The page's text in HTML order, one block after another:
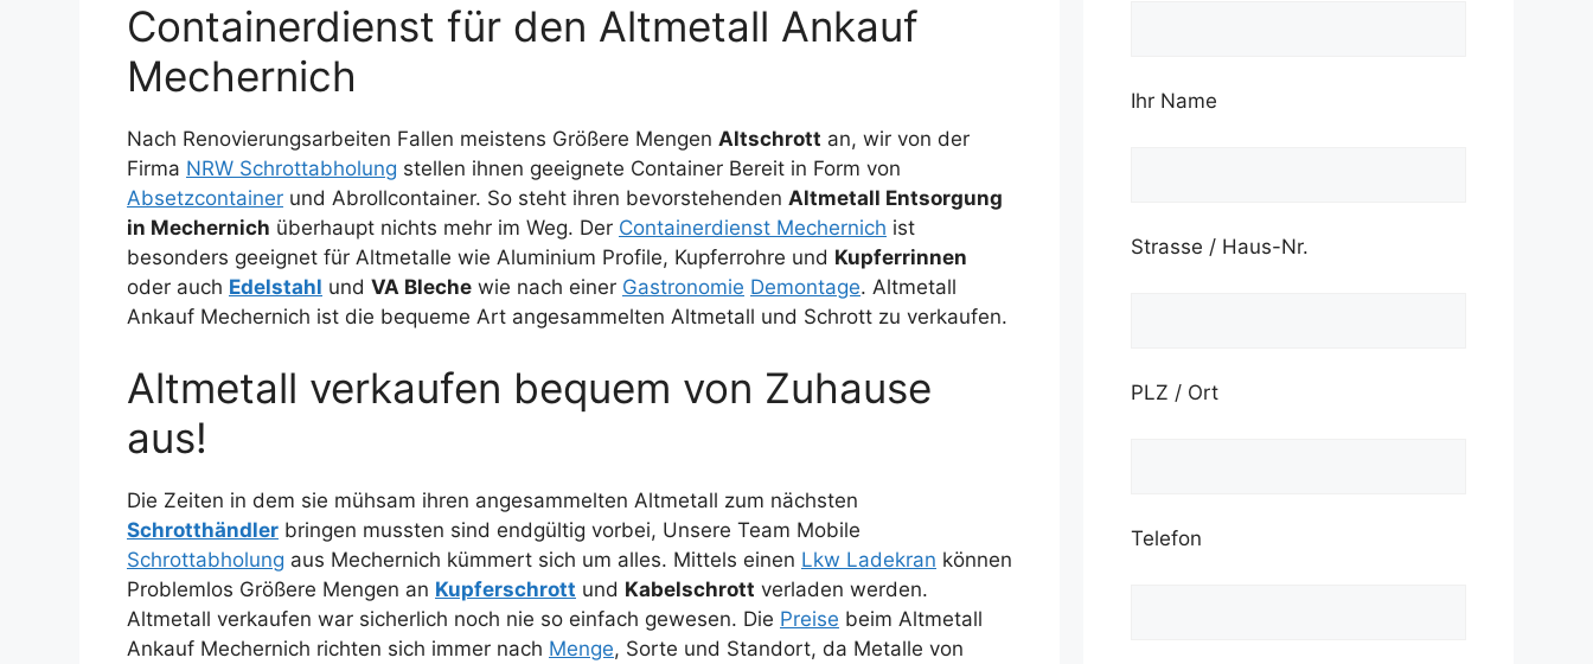
Containerdienst für den Altmetall Ankauf
Mechernich
Nach Renovierungsarbeiten Fallen meistens Größere Mengen Altschrott an, wir von der
Firma NRW Schrottabholung stellen ihnen geeignete Container Bereit in Form von
Absetzcontainer und Abrollcontainer. So steht ihren bevorstehenden Altmetall Entsorgung
in Mechernich überhaupt nichts mehr im Weg. Der Containerdienst Mechernich ist
besonders geeignet für Altmetalle wie Aluminium Profile, Kupferrohre und Kupferrinnen
oder auch Edelstahl und VA Bleche wie nach einer Gastronomie Demontage. Altmetall
Ankauf Mechernich ist die bequeme Art angesammelten Altmetall und Schrott zu verkaufen.
Altmetall verkaufen bequem von Zuhause
aus!
Die Zeiten in dem sie mühsam ihren angesammelten Altmetall zum nächsten
Schrotthändler bringen mussten sind endgültig vorbei, Unsere Team Mobile
Schrottabholung aus Mechernich kümmert sich um alles. Mittels einen Lkw Ladekran können
Problemlos Größere Mengen an Kupferschrott und Kabelschrott verladen werden.
Altmetall verkaufen war sicherlich noch nie so einfach gewesen. Die Preise beim Altmetall
Ankauf Mechernich richten sich immer nach Menge, Sorte und Standort, da Metalle von
Ihr Name
Strasse / Haus-Nr.
PLZ / Ort
Telefon